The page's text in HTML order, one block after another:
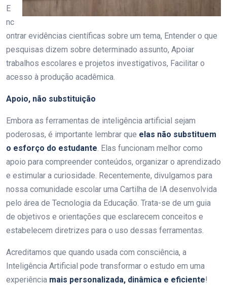
E
nc
ontrar evidências científicas sobre um tema, Entender o que
pesquisas dizem sobre determinado assunto, Apoiar
trabalhos escolares e projetos investigativos, Facilitar o
acesso à produção acadêmica.
Apoio, não substituição
Embora as ferramentas de inteligência artificial sejam
poderosas, é importante lembrar que elas não substituem
o esforço do estudante. Elas funcionam melhor como
apoio para compreender conteúdos, organizar o aprendizado
e estimular a curiosidade. Recentemente, divulgamos para
nossa comunidade escolar uma Cartilha de IA desenvolvida
pelo área de Tecnologia da Educação. Trata-se de um guia
de objetivos e orientações que esclarecem conceitos e
estabelecem diretrizes para o uso dessas ferramentas.
Acreditamos que quando usada com consciência, a
Inteligência Artificial pode transformar o estudo em uma
experiência mais personalizada, dinâmica e eficiente!